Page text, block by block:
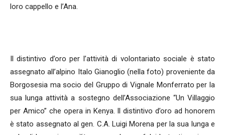
loro cappello e l’Ana.
Il distintivo d’oro per l’attività di volontariato sociale è stato
assegnato all’alpino Italo Gianoglio (nella foto) proveniente da
Borgosesia ma socio del Gruppo di Vignale Monferrato per la
sua lunga attività a sostegno dell’Associazione “Un Villaggio
per Amico” che opera in Kenya. Il distintivo d’oro ad honorem
è stato assegnato al gen. C.A. Luigi Morena per la sua lunga e